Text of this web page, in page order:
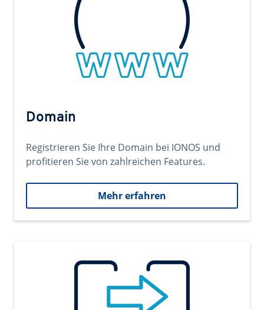
Domain
Registrieren Sie Ihre Domain bei IONOS und
profitieren Sie von zahlreichen Features.
Mehr erfahren